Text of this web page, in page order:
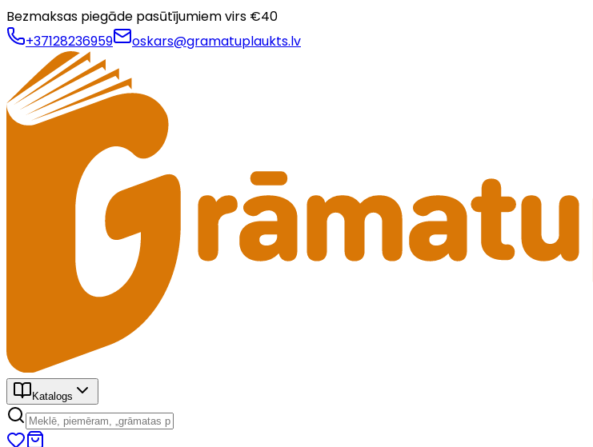
Bezmaksas piegāde pasūtījumiem virs €40
+37128236959
oskars@gramatuplaukts.lv
Katalogs